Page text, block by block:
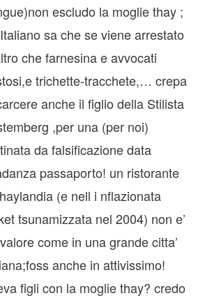
escludo la moglie thay ;
sa che se viene arrestato
che farnesina e avvocati
trichette-tracchete,… crepa
anche il figlio della Stilista
,per una (per noi)
da falsificazione data
passaporto! un ristorante
(e nell i nflazionata
tsunamizzata nel 2004) non e’
come in una grande citta’
anche in attivissimo!
figli con la moglie thay? credo